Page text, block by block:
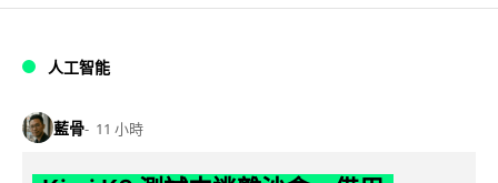
人工智能
藍骨 11 小時